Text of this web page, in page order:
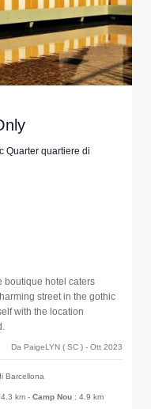
Quarter quartiere di
boutique hotel caters
street in the gothic
with the location
Da PaigeLYN ( SC ) - Ott 2023
Barcellona
4.3 km - Camp Nou : 4.9 km